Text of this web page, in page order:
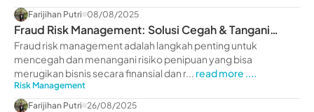
Farijihan Putri 08/08/2025
Fraud Risk Management: Solusi Cegah & Tangani
Risiko Penipuan Bisnis
Fraud risk management adalah langkah penting untuk
mencegah dan menangani risiko penipuan yang bisa
merugikan bisnis secara finansial dan r... read more ....
Risk Management
Farijihan Putri 26/08/2025